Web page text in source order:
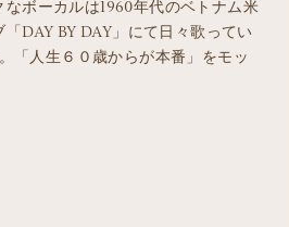
ボーカルは1960年代のベトナム米
DAY BY DAY」にて日々歌ってい
「人生６０歳からが本番」をモッ